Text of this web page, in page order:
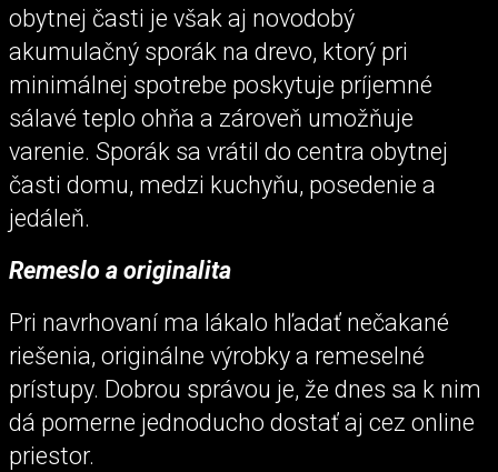
obytnej časti je však aj novodobý
akumulačný sporák na drevo, ktorý pri
minimálnej spotrebe poskytuje príjemné
sálavé teplo ohňa a zároveň umožňuje
varenie. Sporák sa vrátil do centra obytnej
časti domu, medzi kuchyňu, posedenie a
jedáleň.
Remeslo a originalita
Pri navrhovaní ma lákalo hľadať nečakané
riešenia, originálne výrobky a remeselné
prístupy. Dobrou správou je, že dnes sa k nim
dá pomerne jednoducho dostať aj cez online
priestor.